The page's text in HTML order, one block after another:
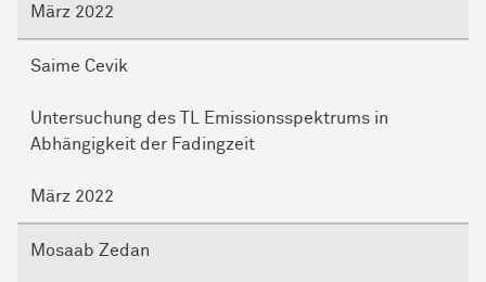
März 2022
Saime Cevik
Untersuchung des TL Emissionsspektrums in
Abhängigkeit der Fadingzeit
März 2022
Mosaab Zedan